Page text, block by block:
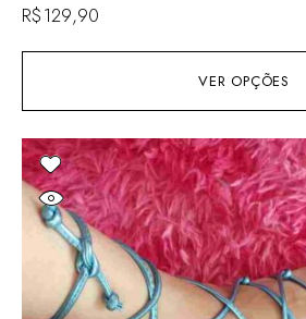
VER OPÇÕES
R$129,90